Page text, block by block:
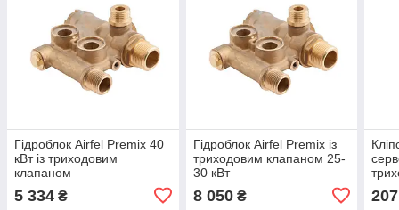
Гідроблок Airfel Premix 40
кВт із триходовим
клапаном
5 334 ₴
Гідроблок Airfel Premix із
триходовим клапаном 25-
30 кВт
8 050₴ 207